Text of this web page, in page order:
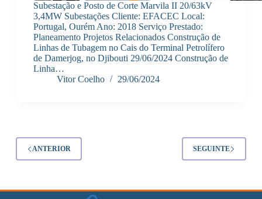
Subestação e Posto de Corte Marvila II 20/63kV
3,4MW Subestações Cliente: EFACEC Local:
Portugal, Ourém Ano: 2018 Serviço Prestado:
Planeamento Projetos Relacionados Construção de
Linhas de Tubagem no Cais do Terminal Petrolífero
de Damerjog, no Djibouti 29/06/2024 Construção de
Linha…
Vitor Coelho
29/06/2024
ANTERIOR SEGUINTE